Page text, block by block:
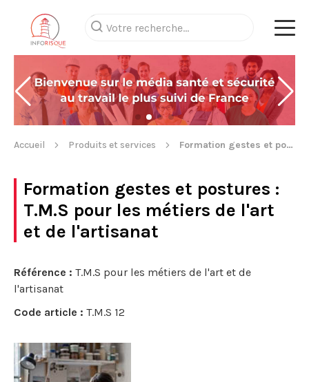
Accueil Produits et services Formation gestes et postures
Formation gestes et postures :
T.M.S pour les métiers de l'art
et de l'artisanat
Référence : T.M.S pour les métiers de l'art et de
l'artisanat
Code article : T.M.S 12